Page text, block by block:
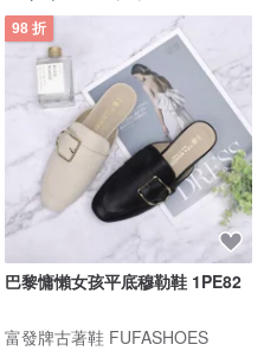
98 折
巴黎慵懶女孩平底穆勒鞋 1PE82
富發牌古著鞋 FUFASHOES